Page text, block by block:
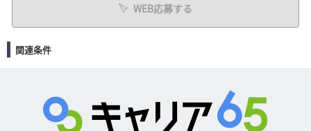
WEB応募する
関連条件